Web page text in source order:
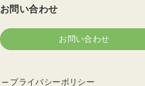
お問い合わせ
お問い合わせ
プライバシーポリシー